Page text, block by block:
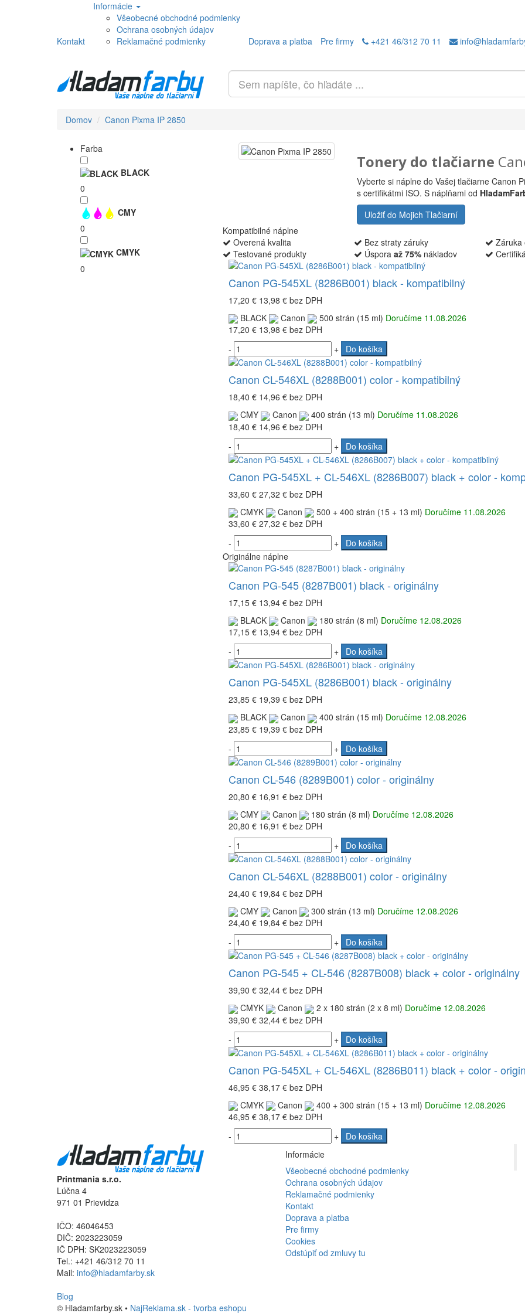
Kontakt
Informácie
Všeobecné obchodné podmienky
Ochrana osobných údajov
Reklamačné podmienky
Doprava a platba Pre firmy +421 46/312 70 11
Domov
Canon Pixma IP 2850
Farba
BLACK
0
CMY
0
CMYK
0
Tonery do tlačiarne
Vyberte si náplne do Vašej tlačiarne Canon
s certifikátmi ISO. S náplňami od
Uložiť do Mojich Tlačiarní
Kompatibilné náplne
Overená kvalita
Testované produkty
Bez straty záruky
Úspora až 75%nákladov
Záruka
Canon PG-545XL (8286B001) black - kompatibilný
17,20 € 13,98 €bez DPH
BLACK
Canon 500 strán (15 ml) Doručíme 11.08.2026
17,20 € 13,98 €bez DPH
-
+ Do košíka
Canon CL-546XL (8288B001) color - kompatibilný
18,40 € 14,96 €bez DPH
CMY
Canon 400 strán (13 ml) Doručíme 11.08.2026
18,40 € 14,96 €bez DPH
-
+ Do košíka
Canon PG-545XL + CL-546XL (8286B007) black + color -
33,60 € 27,32 €bez DPH
CMYK
Canon 500 + 400 strán (15 + 13 ml) Doručíme 11.08.2026
33,60 € 27,32 €bez DPH
-
+
Do košíka
Originálne náplne
Canon PG-545 (8287B001) black - originálny
17,15 € 13,94 €bez DPH
BLACK
Canon 180 strán (8 ml) Doručíme 12.08.2026
17,15 € 13,94 €bez DPH
-
+ Do košíka
Canon PG-545XL (8286B001) black - originálny
23,85 € 19,39 €bez DPH
BLACK
Canon 400 strán (15 ml) Doručíme 12.08.2026
23,85 € 19,39 €bez DPH
-
+ Do košíka
Canon CL-546 (8289B001) color - originálny
20,80 € 16,91 €bez DPH
CMY
Canon 180 strán (8 ml) Doručíme 12.08.2026
20,80 € 16,91 €bez DPH
-
+ Do košíka
Canon CL-546XL (8288B001) color - originálny
24,40 € 19,84 €bez DPH
CMY
Canon 300 strán (13 ml) Doručíme 12.08.2026
24,40 € 19,84 €bez DPH
-
+ Do košíka
Canon PG-545 + CL-546 (8287B008) black + color - originálny
39,90 € 32,44 €bez DPH
CMYK
Canon 2 x 180 strán (2 x 8 ml) Doručíme 12.08.2026
39,90 € 32,44 €bez DPH
-
+ Do košíka
Canon PG-545XL + CL-546XL (8286B011) black + color -
46,95 € 38,17 €bez DPH
CMYK
Canon 400 + 300 strán (15 + 13 ml) Doručíme 12.08.2026
46,95 € 38,17 €bez DPH
-
+ Do košíka
Printmania s.r.o.
Lúčna 4
971 01 Prievidza
IČO: 46046453
DIČ: 2023223059
IČ DPH: SK2023223059
Tel.: +421 46/312 70 11
Mail: info@hladamfarby.sk
Informácie
Všeobecné obchodné podmienky
Ochrana osobných údajov
Reklamačné podmienky
Kontakt
Doprava a platba
Pre firmy
Cookies
Odstúpiť od zmluvy tu
Blog
© Hladamfarby.sk • NajReklama.sk - tvorba eshopu